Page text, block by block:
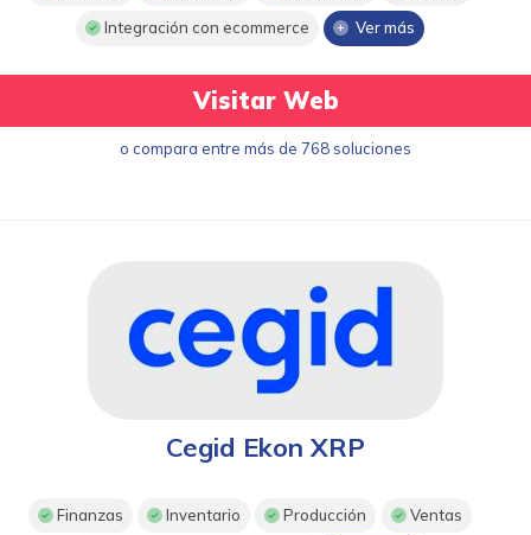
Integración con ecommerce Ver más
Visitar Web
o compara entre más de 768 soluciones
Cegid Ekon XRP
Finanzas Inventario Producción Ventas